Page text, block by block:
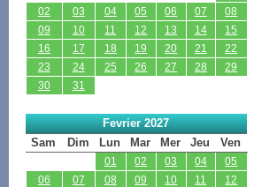
02
03 04 05 06 07
08
09
10 11 12 13 14
15
16
17 18 19 20 21
22
23
24 25 26 27 28
29
30
31
Fevrier 2027
Sam
Dim Lun Mar Mer Jeu Ven
01 02 03 04
05
06
07 08 09 10 11
12